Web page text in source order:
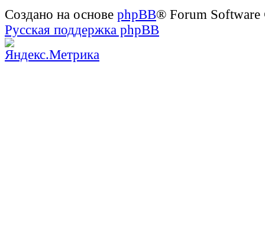
Создано на основе phpBB® Forum
Русская поддержка phpBB